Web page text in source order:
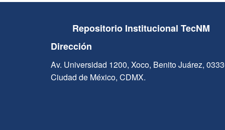
Repositorio Institucional TecNM
Dirección
Av. Universidad 1200, Xoco, Benito Juárez,
Ciudad de México, CDMX.